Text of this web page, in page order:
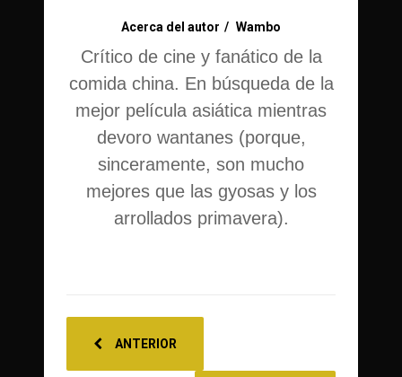
Acerca del autor Wambo
Crítico de cine y fanático de la
comida china. En búsqueda de la
mejor película asiática mientras
devoro wantanes (porque,
sinceramente, son mucho
mejores que las gyosas y los
arrollados primavera).
ANTERIOR